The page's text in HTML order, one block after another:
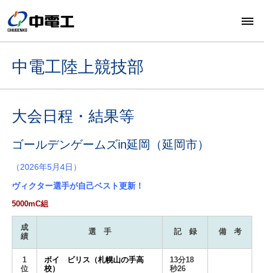
中電工陸上競技部
大会日程・結果等
ゴールデンゲームズin延岡（延岡市）
（2026年5月4日）
ヴィクター選手が自己ベスト更新！
5000mC組
成
績
選 手 記 録 備 考
1
位
ボイ ビリス（札幌山の手高
校）
13分18
秒26